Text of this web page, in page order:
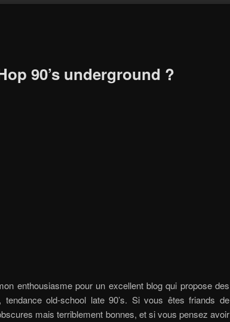
90’s underground ?
enthousiasme pour un excellent blog qui propose des
tendance old-school late 90’s. Si vous êtes friands de
mais terriblement bonnes, et si vous pensez avoir